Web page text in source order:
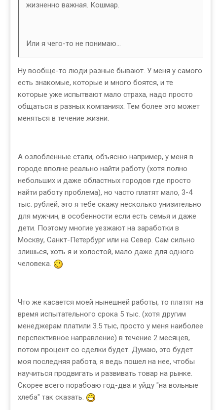
жизненно важная. Кошмар.
Или я чего-то не понимаю...
Ну вообще-то люди разные бывают. У меня у самого
есть знакомые, которые и много боятся, и те
которые уже испытвают мало страха, надо просто
общаться в разных компаниях. Тем более это может
меняться в течение жизни.
А озлобленные стали, объясню например, у меня в
городе вполне реально найти работу (хотя полно
небольших и даже областных городов где просто
найти работу проблема), но часто платят мало, 3-4
тыс. рублей, это я тебе скажу несколько унизительно
для мужчин, в особенности если есть семья и даже
дети. Поэтому многие уезжают на заработки в
Москву, Санкт-Петербург или на Север. Сам сильно
злишься, хоть я и холостой, мало даже для одного
человека.
Что же касается моей нынешней работы, то платят на
время испытательного срока 5 тыс. (хотя другим
менеджерам платили 3.5 тыс, просто у меня наиболее
перспективное направление) в течение 2 месяцев,
потом процент со сделки будет. Думаю, это будет
моя последняя работа, я ведь пошел на нее, чтобы
научиться продвигать и развивать товар на рынке.
Скорее всего порабоаю год-два и уйду "на вольные
хлеба" так сказать.